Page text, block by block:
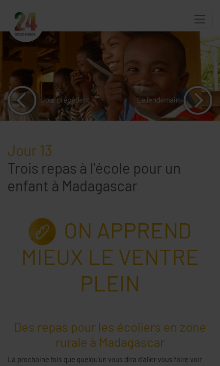
Jour précédent Le lendemain
Jour 13
Trois repas à l'école pour un
enfant à Madagascar
ON APPREND
MIEUX LE VENTRE
PLEIN
Des repas pour les écoliers en zone
rurale à Madagascar
La prochaine fois que quelqu'un vous dira d'aller vous faire voir